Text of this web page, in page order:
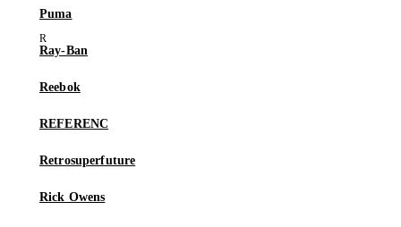
Puma
Ray-Ban
Reebok
REFERENC
Retrosuperfuture
Rick Owens